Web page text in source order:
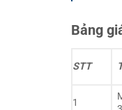
Bảng
STT
1